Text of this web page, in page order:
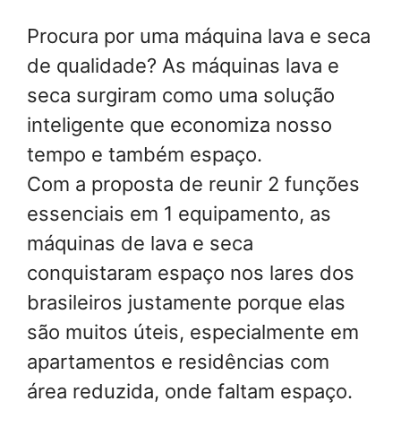
Procura por uma máquina lava e seca
de qualidade? As máquinas lava e
seca surgiram como uma solução
inteligente que economiza nosso
tempo e também espaço.
Com a proposta de reunir 2 funções
essenciais em 1 equipamento, as
máquinas de lava e seca
conquistaram espaço nos lares dos
brasileiros justamente porque elas
são muitos úteis, especialmente em
apartamentos e residências com
área reduzida, onde faltam espaço.